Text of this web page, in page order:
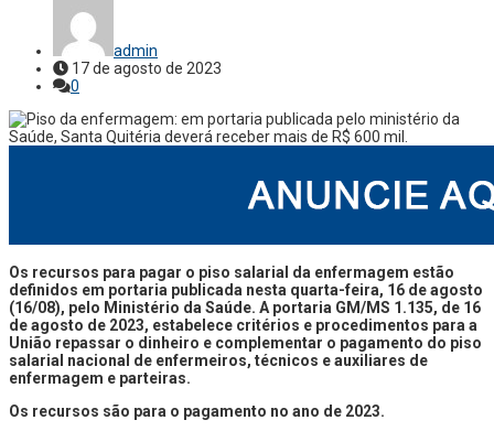
admin
17 de agosto de 2023
0
Os recursos para pagar o piso salarial da enfermagem estão
definidos em portaria publicada nesta quarta-feira, 16 de agosto
(16/08), pelo Ministério da Saúde. A portaria GM/MS 1.135, de 16
de agosto de 2023, estabelece critérios e procedimentos para a
União repassar o dinheiro e complementar o pagamento do piso
salarial nacional de enfermeiros, técnicos e auxiliares de
enfermagem e parteiras.
Os recursos são para o pagamento no ano de 2023.